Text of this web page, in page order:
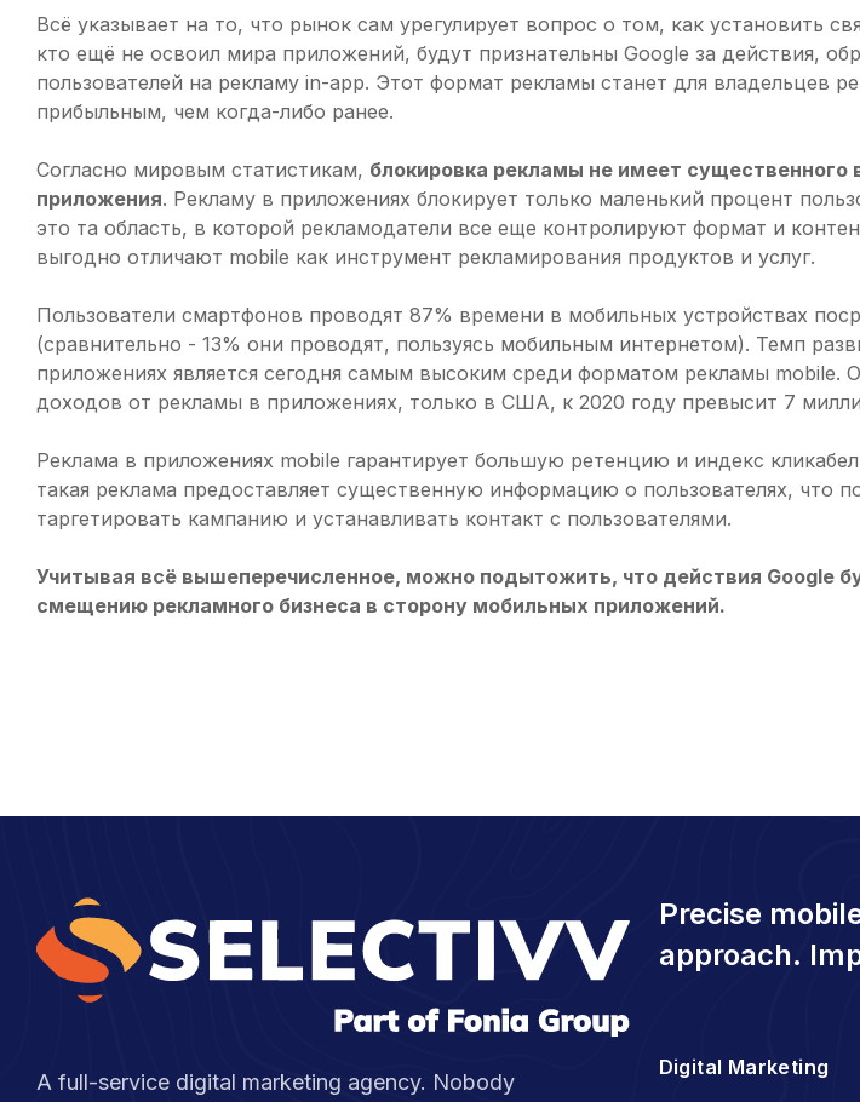
Всё указывает на то, что рынок сам урегулирует вопрос о том, как установить
кто ещё не освоил мира приложений, будут признательны Google за действия,
пользователей на рекламу in-app. Этот формат рекламы станет для владельцев
прибыльным, чем когда-либо ранее.
Согласно мировым статистикам, блокировка рекламы не имеет существенного
приложения. Рекламу в приложениях блокирует только маленький процент
это та область, в которой рекламодатели все еще контролируют формат и
выгодно отличают mobile как инструмент рекламирования продуктов и услуг.
Пользователи смартфонов проводят 87% времени в мобильных устройствах
(сравнительно - 13% они проводят, пользуясь мобильным интернетом). Темп
приложениях является сегодня самым высоким среди форматом рекламы mobile.
доходов от рекламы в приложениях, только в США, к 2020 году превысит 7
Реклама в приложениях mobile гарантирует большую ретенцию и индекс
такая реклама предоставляет существенную информацию о пользователях, что
таргетировать кампанию и устанавливать контакт с пользователями.
Учитывая всё вышеперечисленное, можно подытожить, что действия Google
смещению рекламного бизнеса в сторону мобильных приложений.
A full-service digital marketing agency. Nobody
Precise
approach.
Digital Marketing